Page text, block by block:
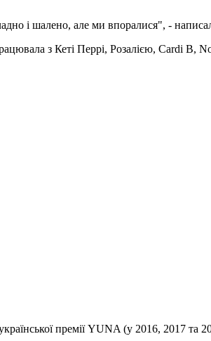
і шалено, але ми впоралися", -
з Кеті Перрі, Розалією, Cardi
премії YUNA (у 2016, 2017 та